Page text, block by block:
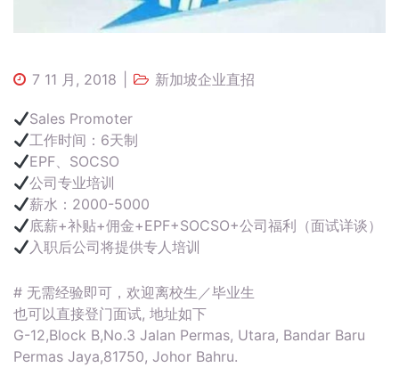
7 11 月, 2018 新加坡企业直招
Sales Promoter
工作时间：6天制
EPF、SOCSO
公司专业培训
薪水：2000-5000
底薪+补贴+佣金+EPF+SOCSO+公司福利（面试详谈）
入职后公司将提供专人培训
# 无需经验即可，欢迎离校生／毕业生
也可以直接登门面试, 地址如下
G-12,Block B,No.3 Jalan Permas, Utara, Bandar Baru
Permas Jaya,81750, Johor Bahru.